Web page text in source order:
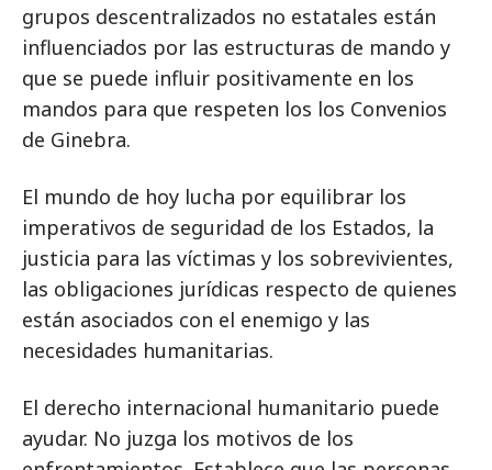
grupos descentralizados no estatales están
influenciados por las estructuras de mando y
que se puede influir positivamente en los
mandos para que respeten los los Convenios
de Ginebra.
El mundo de hoy lucha por equilibrar los
imperativos de seguridad de los Estados, la
justicia para las víctimas y los sobrevivientes,
las obligaciones jurídicas respecto de quienes
están asociados con el enemigo y las
necesidades humanitarias.
El derecho internacional humanitario puede
ayudar. No juzga los motivos de los